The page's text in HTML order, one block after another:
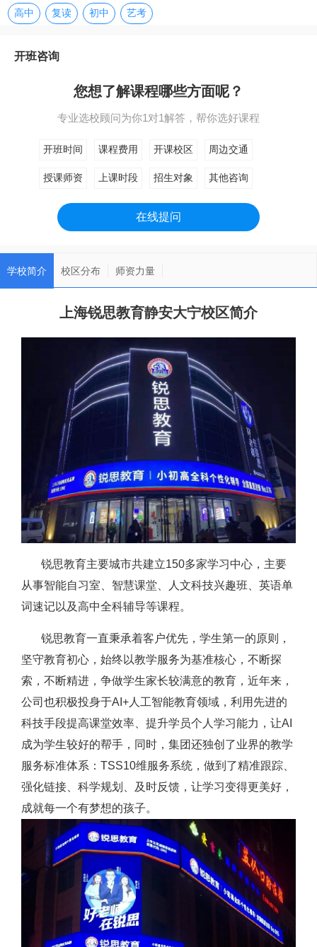
高中 复读 初中 艺考
开班咨询
您想了解课程哪些方面呢？
专业选校顾问为你1对1解答，帮你选好课程
开班时间 课程费用 开课校区 周边交通
授课师资 上课时段 招生对象 其他咨询
在线提问
学校简介 校区分布 师资力量
上海锐思教育静安大宁校区简介
锐思教育主要城市共建立150多家学习中心，主要
从事智能自习室、智慧课堂、人文科技兴趣班、英语单
词速记以及高中全科辅导等课程。
锐思教育一直秉承着客户优先，学生第一的原则，
坚守教育初心，始终以教学服务为基准核心，不断探
索，不断精进，争做学生家长较满意的教育，近年来，
公司也积极投身于AI+人工智能教育领域，利用先进的
科技手段提高课堂效率、提升学员个人学习能力，让AI
成为学生较好的帮手，同时，集团还独创了业界的教学
服务标准体系：TSS10维服务系统，做到了精准跟踪、
强化链接、科学规划、及时反馈，让学习变得更美好，
成就每一个有梦想的孩子。